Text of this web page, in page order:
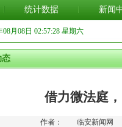
统计数据 新闻
08月08日 02:57:28 星期六
态
借力微法庭
作者： 临安新闻网 更